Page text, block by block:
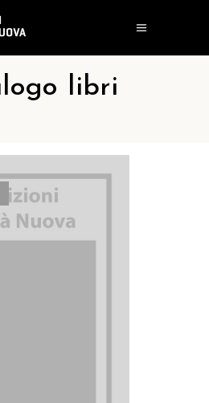
libri